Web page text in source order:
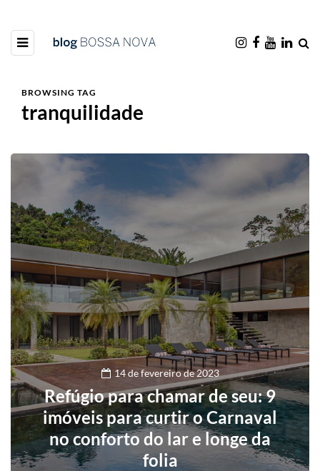
BROWSING TAG
tranquilidade
14 de fevereiro de 2023
Refúgio para chamar de seu: 9
imóveis para curtir o Carnaval
no conforto do lar e longe da
folia